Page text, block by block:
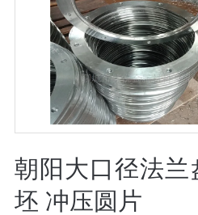
朝阳大口径法
坯 冲压圆片